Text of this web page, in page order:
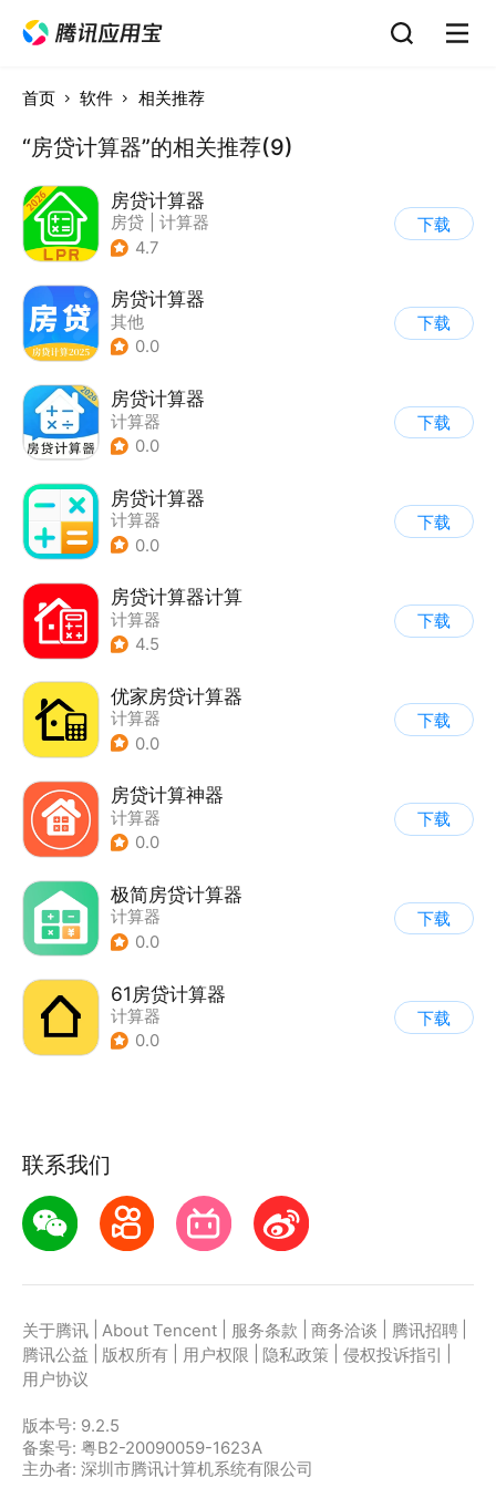
首页 软件 相关推荐
“房贷计算器”的相关推荐(9)
房贷计算器
房贷
计算器
4.7
下载
房贷计算器
其他
0.0
下载
房贷计算器
计算器
0.0
下载
房贷计算器
计算器
0.0
下载
房贷计算器计算
计算器
4.5
下载
优家房贷计算器
计算器
0.0
下载
房贷计算神器
计算器
0.0
下载
极简房贷计算器
计算器
0.0
下载
61房贷计算器
计算器
0.0
下载
联系我们
关于腾讯 About Tencent 服务条款 商务洽谈 腾讯招聘
腾讯公益
版权所有 用户权限 隐私政策 侵权投诉指引
用户协议
版本号: 9.2.5
备案号: 粤B2-20090059-1623A
主办者: 深圳市腾讯计算机系统有限公司